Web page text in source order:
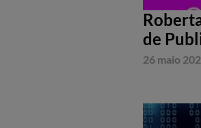
de
26 maio